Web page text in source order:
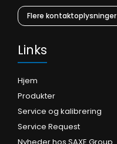
Flere kontaktoplysninger
Links
Hjem
Produkter
Service og kalibrering
Service Request